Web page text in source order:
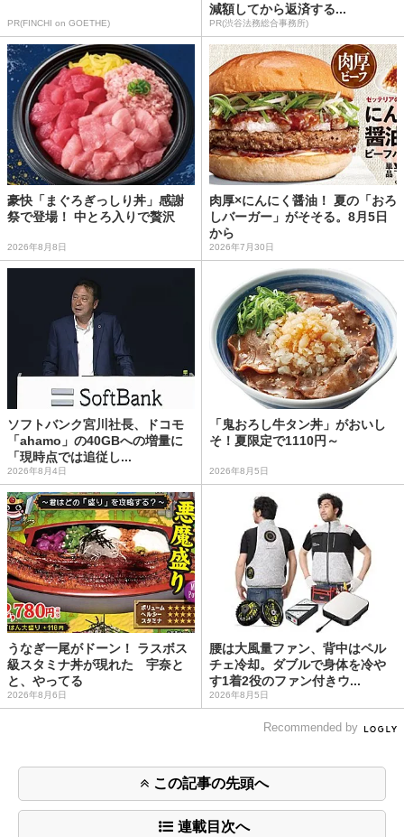
PR(FINCHI on GOETHE)
減額してから返済する...
PR(渋谷法務総合事務所)
豪快「まぐろぎっしり丼」感謝
祭で登場！ 中とろ入りで贅沢
2026年8月8日
肉厚×にんにく醤油！ 夏の「おろ
しバーガー」がそそる。8月5日
から
2026年7月30日
ソフトバンク宮川社長、ドコモ
「ahamo」の40GBへの増量に
「現時点では追従し...
2026年8月4日
「鬼おろし牛タン丼」がおいし
そ！夏限定で1110円～
2026年8月5日
うなぎ一尾がドーン！ ラスボス
級スタミナ丼が現れた 宇奈と
と、やってる
2026年8月6日
腰は大風量ファン、背中はペル
チェ冷却。ダブルで身体を冷や
す1着2役のファン付きウ...
2026年8月5日
Recommended by
この記事の先頭へ
連載目次へ